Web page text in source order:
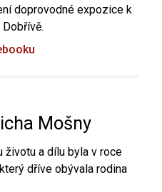
doprovodné expozice k
Mošny
životu a dílu byla v roce
dříve obývala rodina